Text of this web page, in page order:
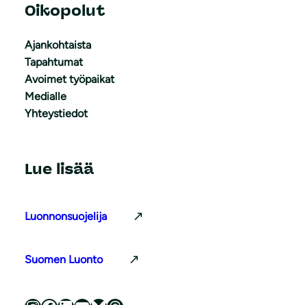
Oikopolut
Ajankohtaista
Tapahtumat
Avoimet työpaikat
Medialle
Yhteystiedot
Lue lisää
Luonnonsuojelija
Suomen Luonto